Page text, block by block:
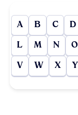
A B C D
L M N O
V W X Y